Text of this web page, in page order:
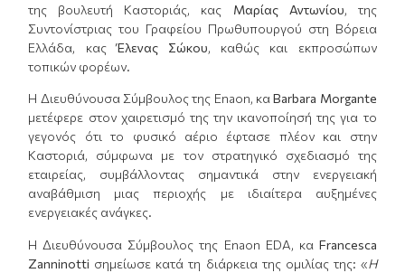
της βουλευτή Καστοριάς, κας Μαρίας Αντωνίου, της
Συντονίστριας του Γραφείου Πρωθυπουργού στη Βόρεια
Ελλάδα, καςΈλενας Σώκου, καθώς και εκπροσώπων
τοπικών φορέων.
Η Διευθύνουσα Σύμβουλος της Enaon, καBarbara Morgante
μετέφερε στον χαιρετισμό της την ικανοποίησή της για το
γεγονός ότι το φυσικό αέριο έφτασε πλέον και στην
Καστοριά, σύμφωνα με τον στρατηγικό σχεδιασμό της
εταιρείας, συμβάλλοντας σημαντικά στην ενεργειακή
αναβάθμιση μιας περιοχής με ιδιαίτερα αυξημένες
ενεργειακές ανάγκες.
Η Διευθύνουσα Σύμβουλος της Enaon EDA, κα Francesca
Zanninotti σημείωσε κατά τη διάρκεια της ομιλίας της: «Η